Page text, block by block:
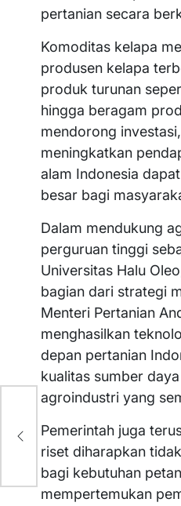
pertanian secara
Komoditas kelapa
produsen kelapa
produk turunan
hingga beragam
mendorong
meningkatkan
alam Indonesia
besar bagi
Dalam mendukung
perguruan tinggi
Universitas Halu
bagian dari strategi
Menteri Pertanian
menghasilkan
depan pertanian
kualitas sumber
agroindustri yang
Pemerintah juga
riset diharapkan
bagi kebutuhan
mempertemukan